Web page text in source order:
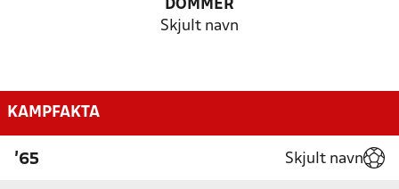
DOMMER
Skjult navn
KAMPFAKTA
'65 Skjult navn